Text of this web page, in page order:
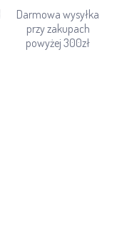
Darmowa wysyłka
przy zakupach
powyżej 300zł